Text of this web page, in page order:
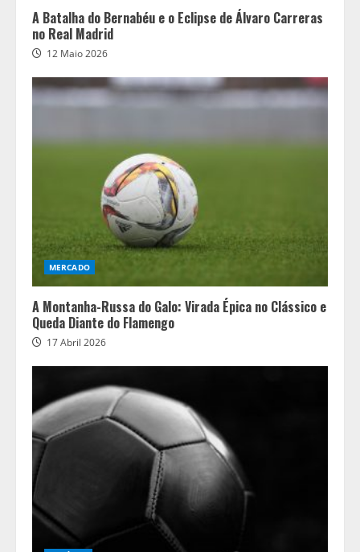
A Batalha do Bernabéu e o Eclipse de Álvaro Carreras
no Real Madrid
12 Maio 2026
MERCADO
A Montanha-Russa do Galo: Virada Épica no Clássico e
Queda Diante do Flamengo
17 Abril 2026